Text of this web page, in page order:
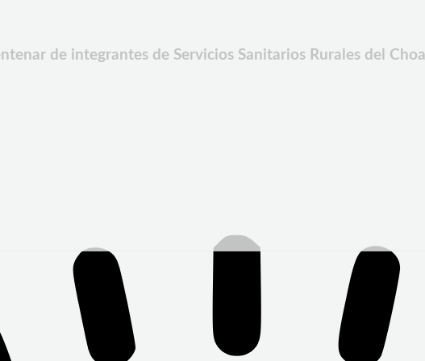
de integrantes de Servicios Sanitarios Rurales del